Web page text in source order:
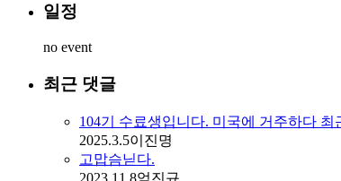
일정
no event
최근 댓글
104기 수료생입니다. 미국에 거주하다
2025.3.5이진명
고맙슴닏다.
2023.11.8엄진규